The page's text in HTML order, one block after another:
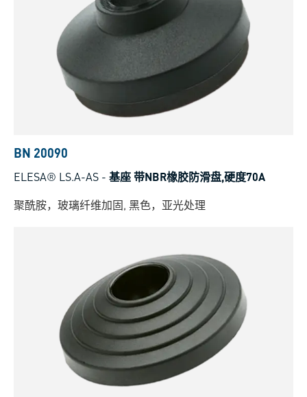
BN 20090
ELESA® LS.A-AS - 基座 带NBR橡胶防滑盘,硬度70A
聚酰胺，玻璃纤维加固, 黑色，亚光处理